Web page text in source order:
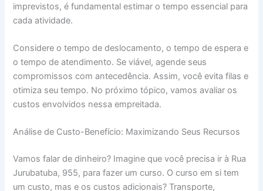
imprevistos, é fundamental estimar o tempo essencial para
cada atividade.
Considere o tempo de deslocamento, o tempo de espera e
o tempo de atendimento. Se viável, agende seus
compromissos com antecedência. Assim, você evita filas e
otimiza seu tempo. No próximo tópico, vamos avaliar os
custos envolvidos nessa empreitada.
Análise de Custo-Benefício: Maximizando Seus Recursos
Vamos falar de dinheiro? Imagine que você precisa ir à Rua
Jurubatuba, 955, para fazer um curso. O curso em si tem
um custo, mas e os custos adicionais? Transporte,